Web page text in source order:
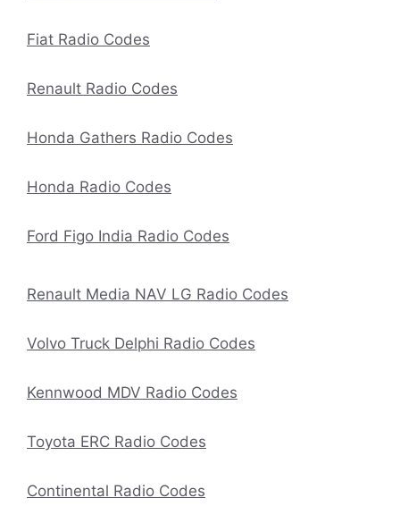
Fiat Radio Codes
Renault Radio Codes
Honda Gathers Radio Codes
Honda Radio Codes
Ford Figo India Radio Codes
Renault Media NAV LG Radio Codes
Volvo Truck Delphi Radio Codes
Kennwood MDV Radio Codes
Toyota ERC Radio Codes
Continental Radio Codes